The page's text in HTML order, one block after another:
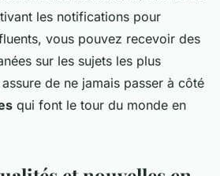
les notifications pour
vous pouvez recevoir des
sur les sujets les plus
de ne jamais passer à côté
qui font le tour du monde en